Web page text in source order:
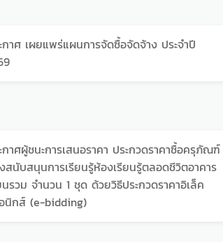
กาศ เผยแพร่แผนการจัดซื้อจัดจ้าง ประจำปี
กาศผู้ชนะการเสนอราคา ประกวดราคาซื้อครุภัณฑ์
สนับสนุนการเรียนรู้ห้องเรียนรู้ตลอดชีวิตอาคาร
นรวม จำนวน 1 ชุด ด้วยวิธีประกวดราคาอิเล็ค
นิกส์ (e-bidding)